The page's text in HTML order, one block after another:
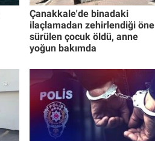
Çanakkale'de binadaki
ilaçlamadan zehirlendiği öne
sürülen çocuk öldü, anne
yoğun bakımda